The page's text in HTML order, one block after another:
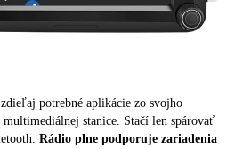
potrebné aplikácie zo svojho
stanice. Stačí len spárovať
Rádio plne podporuje zariadenia